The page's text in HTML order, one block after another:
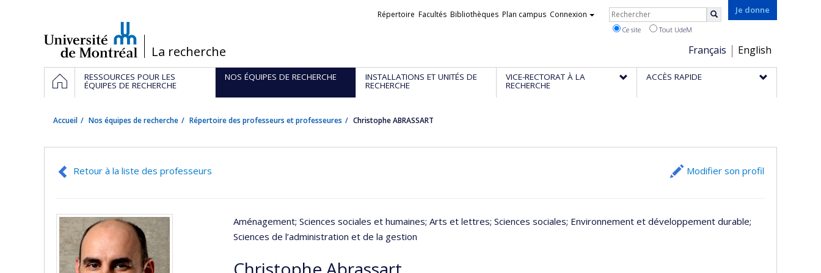
/La recherche
Je donne
Choix
de
la
Français English
Liens
Répertoire Facultés Bibliothèques Plan campus Connexion Rechercher
Ce site Tout UdeM
Navigation
principale
ACCUEILRESSOURCES POUR LES
ÉQUIPES DE RECHERCHE
NOS ÉQUIPES DE RECHERCHE INSTALLATIONS ET UNITÉS DE
RECHERCHE
VICE-RECTORAT À LA
RECHERCHE
ACCÈS RAPIDE
Accueil Nos équipes de recherche Répertoire des professeurs et professeures Christophe ABRASSART
Retour à la liste des professeurs Modifier son profil
Aménagement; Sciences sociales et humaines; Arts et lettres; Sciences sociales; Environnement et développement durable;
Sciences de l’administration et de la gestion